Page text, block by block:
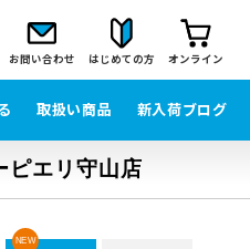
お問い合わせ はじめての方 オンライン
取扱い商品 新入荷ブログ
ピエリ守山店
NEW